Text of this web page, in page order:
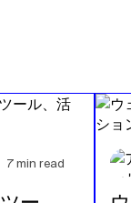
7 min read